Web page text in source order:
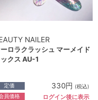
NAILER
ロラクラッシュ マーメイド
ックス AU-1
定価 330円 (税込)
員価格 ログイン後に表示